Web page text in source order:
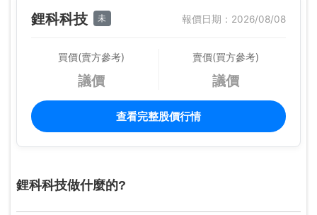
鋰科科技 未 報價日期：2026/08/08
買價(賣方參考)
議價
賣價(買方參考)
議價
查看完整股價行情
鋰科科技做什麼的?